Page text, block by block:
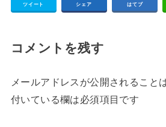
ツイート シェア はてブ
コメントを残す
メールアドレスが公開されること
付いている欄は必須項目です